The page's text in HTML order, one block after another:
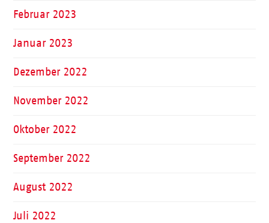
Februar 2023
Januar 2023
Dezember 2022
November 2022
Oktober 2022
September 2022
August 2022
Juli 2022